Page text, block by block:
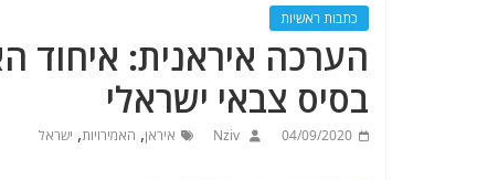
כתבות ראשיות
הערכה איראנית: איחוד
בסיס צבאי ישראלי
04/09/2020
Nziv איראן, האמירויות, ישראל